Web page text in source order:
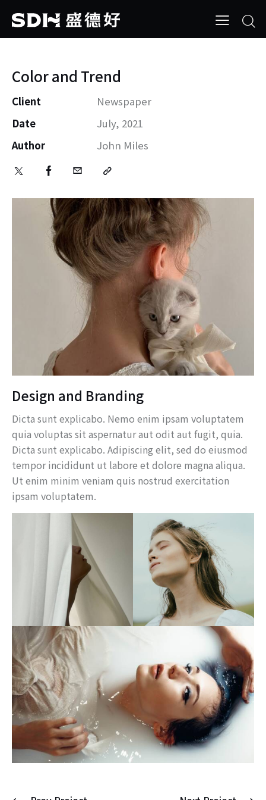
Color and Trend
Design and Branding
Dicta sunt explicabo. Nemo enim ipsam voluptatem
quia voluptas sit aspernatur aut odit aut fugit, quia.
Dicta sunt explicabo. Adipiscing elit, sed do eiusmod
tempor incididunt ut labore et dolore magna aliqua.
Ut enim minim veniam quis nostrud exercitation
ipsam voluptatem.
Client
Newspaper
Date
July, 2021
Author
John Miles